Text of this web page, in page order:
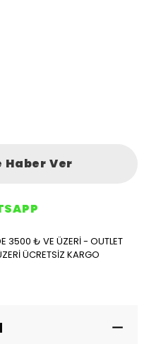
Haber Ver
3500 ₺ VE ÜZERİ - OUTLET
ÜCRETSİZ KARGO